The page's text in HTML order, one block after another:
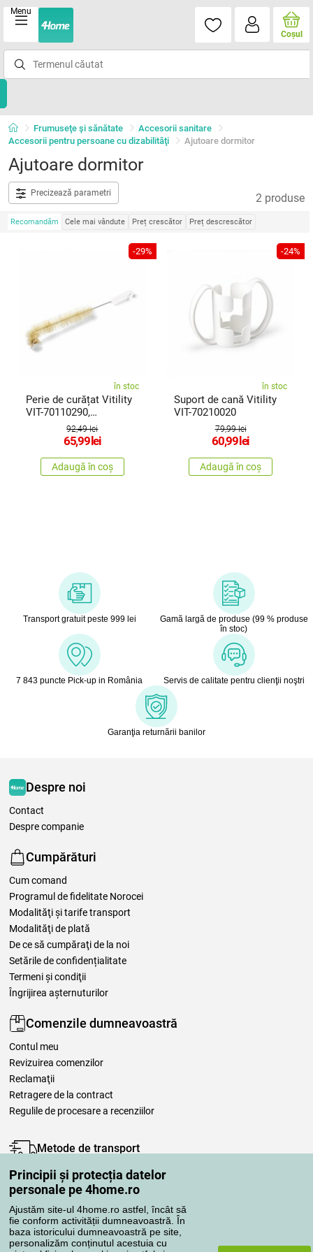
Principii și protecția datelor
personale pe 4home.ro
Ajustăm site-ul 4home.ro astfel, încât să
fie conform activității dumneavoastră. În
baza istoricului dumneavoastră pe site,
personalizăm conținutul acestuia cu
Menu
Coşul
Frumuseţe şi sănătate
Accesorii sanitare
Accesorii pentru persoane cu dizabilităţi
Ajutoare dormitor
Ajutoare dormitor
Precizează parametri 2 produse
Recomandăm Cele mai vândute Preț crescător Preț descrescător
-29%
în stoc
Perie de curățat Vitility
VIT-70110290,
pentruploscă de urinat
92,49 lei
65,99 lei
Adaugă în coș
-24%
în stoc
Suport de cană Vitility
VIT-70210020
79,99 lei
60,99 lei
Adaugă în coș
Transport gratuit peste 999 lei
Gamă largă de produse (99 % produse
în stoc)
7 843 puncte Pick-up in România Servis de calitate pentru clienţii noştri
Garanţia returnării banilor
Despre noi
Contact
Despre companie
Cumpărături
Cum comand
Programul de fidelitate Norocei
Modalităţi şi tarife transport
Modalităţi de plată
De ce să cumpăraţi de la noi
Setările de confidențialitate
Termeni şi condiţii
Îngrijirea așternuturilor
Comenzile dumneavoastră
Contul meu
Revizuirea comenzilor
Reclamaţii
Retragere de la contract
Regulile de procesare a recenziilor
Metode de transport
Metode de plată
Magazin de încredere